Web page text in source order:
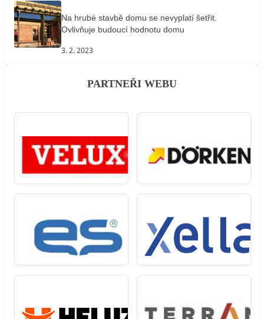
Na hrubé stavbě domu se nevyplatí šetřit.
Ovlivňuje budoucí hodnotu domu
3. 2. 2023
PARTNEŘI WEBU